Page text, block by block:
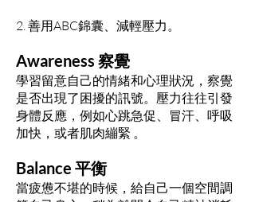
2. 善用ABC錦囊、減輕壓力。
Awareness 察覺
學習留意自己的情緒和心理狀況，察覺
是否出現了困擾的訊號。壓力往往引發
身體反應，例如心跳急促、冒汗、呼吸
加快，或者肌肉繃緊 。
Balance 平衡
當疲憊不堪的時候，給自己一個空間調